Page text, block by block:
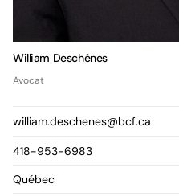
William Deschênes
Avocat
william.deschenes@bcf.ca
418-953-6983
Québec